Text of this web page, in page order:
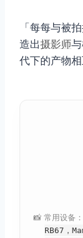
「每每与被
造出摄影师
代下的产物相
📸 常用设备：
RB67，